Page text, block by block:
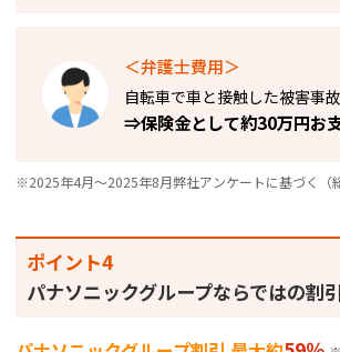
＜弁護士費用＞
自転車で車と接触した被害事
⇒保険金として約30万円お
※2025年4月～2025年8月弊社アンケートに基づく（
ポイント4
パナソニックグループならではの割